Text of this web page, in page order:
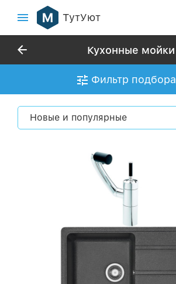
ТутУют
Кухонные мойки
Фильтр подбора
Новые и популярные